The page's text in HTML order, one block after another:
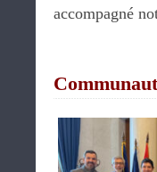
accompagné